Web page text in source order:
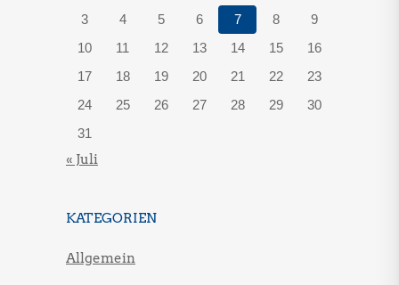
3
4 5 6 7 8
9
10
11 12 13 14 15
16
17
18 19 20 21 22
23
24
25 26 27 28 29
30
31
« Juli
KATEGORIEN
Allgemein